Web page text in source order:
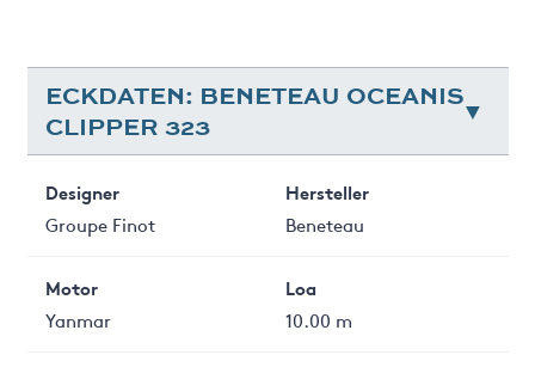
ECKDATEN: BENETEAU OCEANIS
CLIPPER 323
Designer
Groupe Finot
Hersteller
Beneteau
Motor
Yanmar
Loa
10.00 m